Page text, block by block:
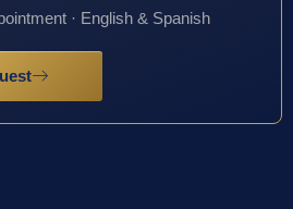
· English & Spanish